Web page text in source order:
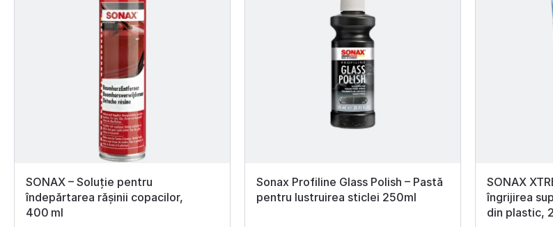
SONAX – Soluție pentru
îndepărtarea rășinii copacilor,
400 ml
Sonax Profiline Glass Polish – Pastă
pentru lustruirea sticlei 250ml
SONAX
îngrijirea
din plastic,